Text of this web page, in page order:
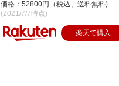
価格：52800円（税込、送料無料)
(2021/7/7時点)
楽天で購入